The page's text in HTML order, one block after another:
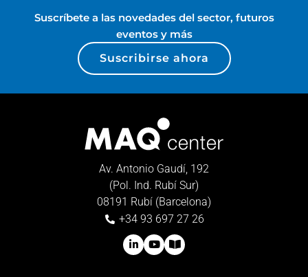
Suscríbete a las novedades del sector, futuros
eventos y más
Suscribirse ahora
Av. Antonio Gaudí, 192
(Pol. Ind. Rubí Sur)
08191 Rubí (Barcelona)
+34 93 697 27 26